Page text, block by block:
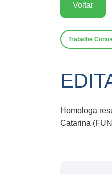
Voltar
Trabalhe
Homologa
Catarina